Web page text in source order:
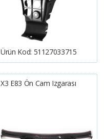
Ürün Kod: 51127033715
X3 E83 Ön Cam Izgarası